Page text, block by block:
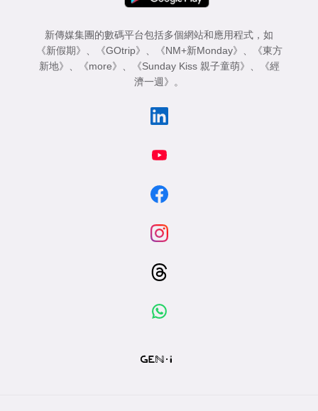
新傳媒集團的數碼平台包括多個網站和應用程式，如
《新假期》
《GOtrip》 《NM+新Monday》
《東方
新地》
《more》 《Sunday Kiss 親子童萌》
《經
濟一週》
。